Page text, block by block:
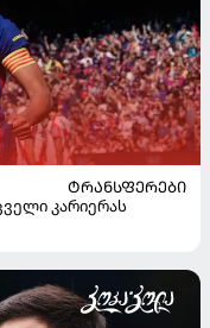
ᲢᲠᲐᲜᲡᲤᲔᲠᲔᲑᲘ
კარიერას